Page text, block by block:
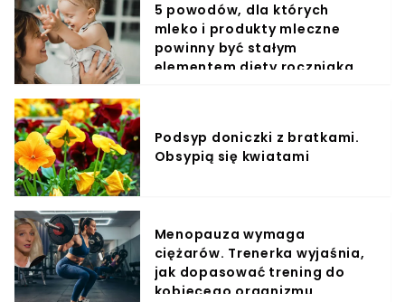
5 powodów, dla których
mleko i produkty mleczne
powinny być stałym
elementem diety roczniaka
Podsyp doniczki z bratkami.
Obsypią się kwiatami
Menopauza wymaga
ciężarów. Trenerka wyjaśnia,
jak dopasować trening do
kobiecego organizmu